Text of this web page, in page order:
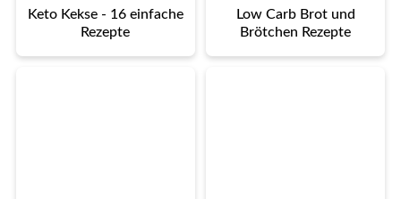
Keto Kekse - 16 einfache
Rezepte
Low Carb Brot und
Brötchen Rezepte